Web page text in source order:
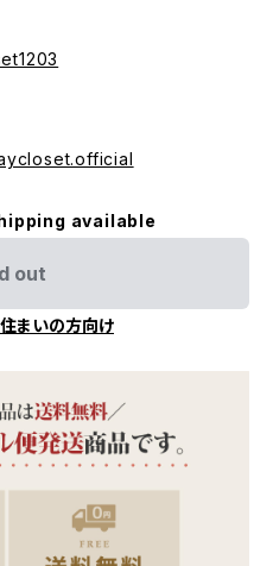
available
out
まいの方向け